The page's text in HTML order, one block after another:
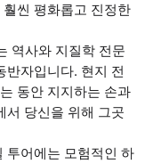
씬 평화롭고 진정한
역사와 지질학 전문
반자입니다. 현지 전
동안 지지하는 손과
서 당신을 위해 그곳
투어에는 모험적인 하